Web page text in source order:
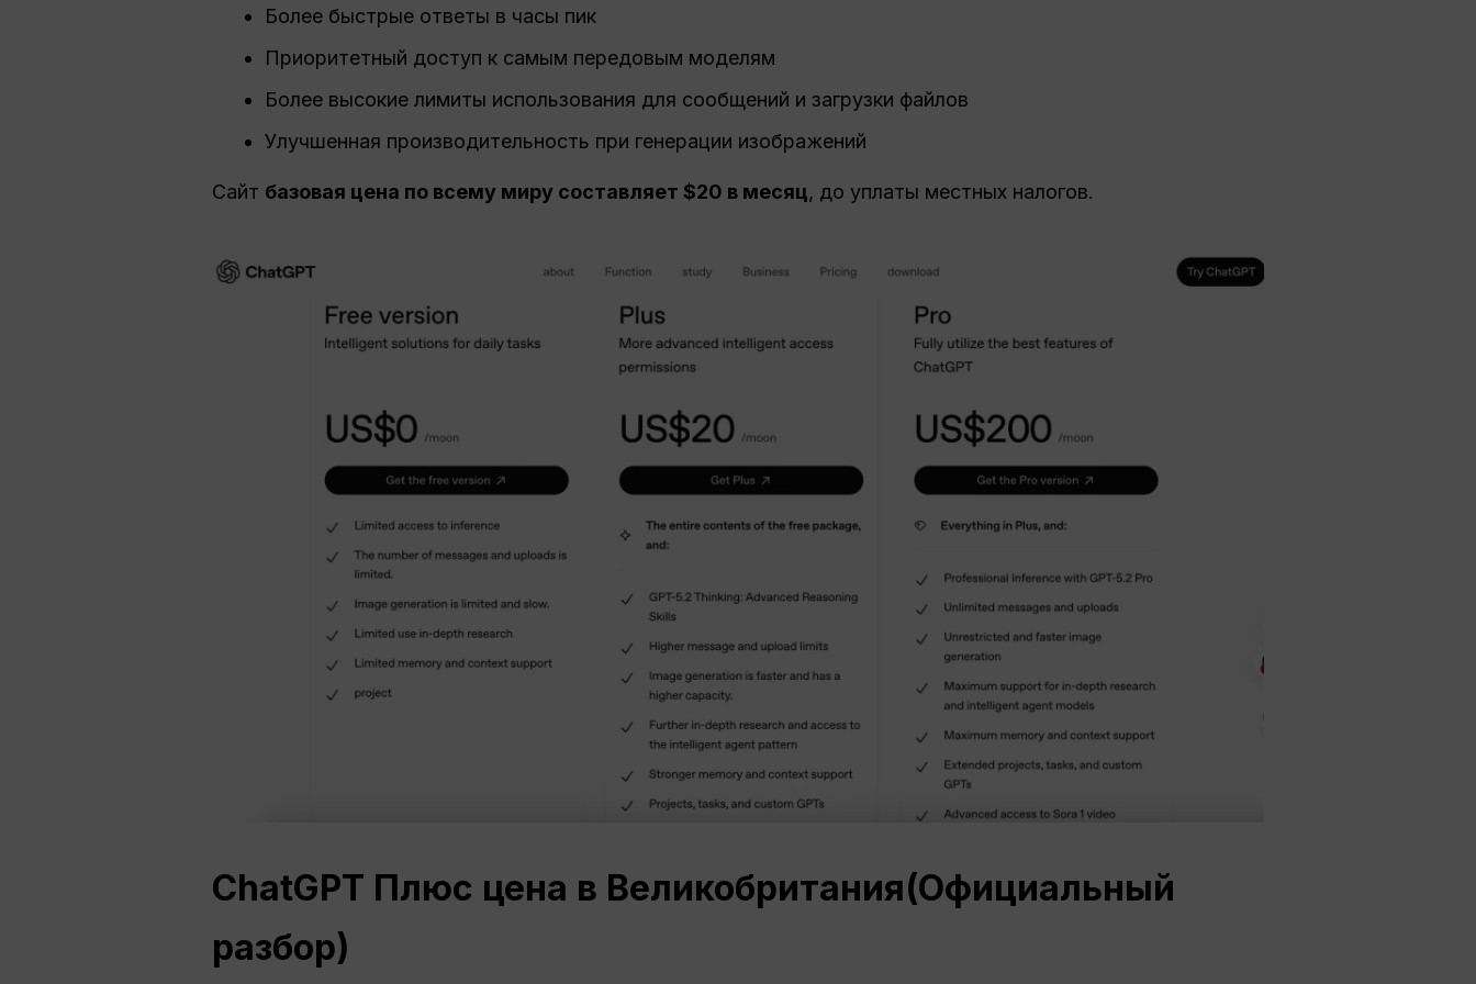
Более быстрые ответы в часы пик
Приоритетный доступ к самым передовым моделям
Более высокие лимиты использования для сообщений и загрузки файлов
Улучшенная производительность при генерации изображений
Сайт базовая цена по всему миру составляет $20 в месяц, до уплаты местных налогов.
ChatGPT Плюс цена в Великобритания(Официальный
разбор)